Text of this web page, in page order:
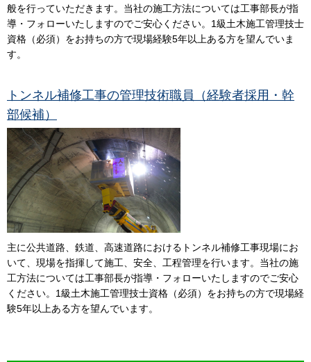
般を行っていただきます。当社の施工方法については工事部長が指
導・フォローいたしますのでご安心ください。1級土木施工管理技士
資格（必須）をお持ちの方で現場経験5年以上ある方を望んでいま
す。
トンネル補修工事の管理技術職員（経験者採用・幹
部候補）
主に公共道路、鉄道、高速道路におけるトンネル補修工事現場にお
いて、現場を指揮して施工、安全、工程管理を行います。当社の施
工方法については工事部長が指導・フォローいたしますのでご安心
ください。1級土木施工管理技士資格（必須）をお持ちの方で現場経
験5年以上ある方を望んでいます。